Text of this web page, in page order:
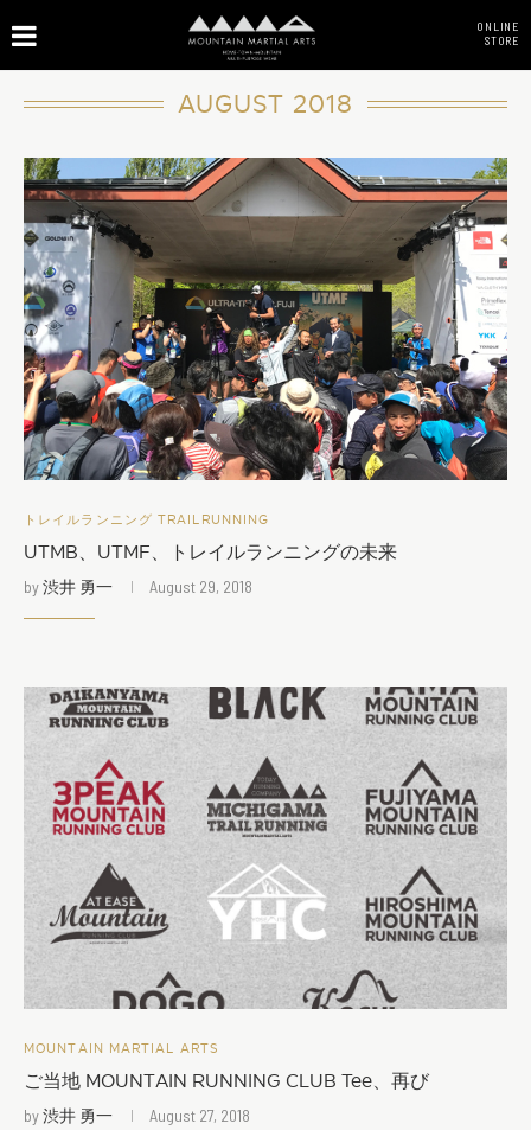
ONLINE
STORE
AUGUST 2018
トレイルランニング TRAILRUNNING
UTMB、UTMF、トレイルランニングの未来
by渋井 勇一 August 29, 2018
MOUNTAIN MARTIAL ARTS
ご当地 MOUNTAIN RUNNING CLUB Tee、再び
by渋井 勇一 August 27, 2018